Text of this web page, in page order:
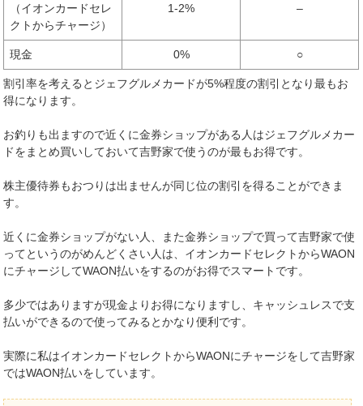
（イオンカードセレ
クトからチャージ）
1-2% –
現金 0% ○
割引率を考えるとジェフグルメカードが5%程度の割引となり最もお
得になります。
お釣りも出ますので近くに金券ショップがある人はジェフグルメカー
ドをまとめ買いしておいて吉野家で使うのが最もお得です。
株主優待券もおつりは出ませんが同じ位の割引を得ることができま
す。
近くに金券ショップがない人、また金券ショップで買って吉野家で使
ってというのがめんどくさい人は、イオンカードセレクトからWAON
にチャージしてWAON払いをするのがお得でスマートです。
多少ではありますが現金よりお得になりますし、キャッシュレスで支
払いができるので使ってみるとかなり便利です。
実際に私はイオンカードセレクトからWAONにチャージをして吉野家
ではWAON払いをしています。